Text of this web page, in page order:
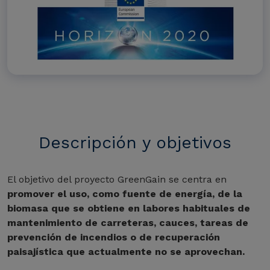
Descripción y objetivos
El objetivo del proyecto GreenGain se centra en
promover el uso, como fuente de energía, de la
biomasa que se obtiene en labores habituales de
mantenimiento de carreteras, cauces, tareas de
prevención de incendios o de recuperación
paisajística que actualmente no se aprovechan.